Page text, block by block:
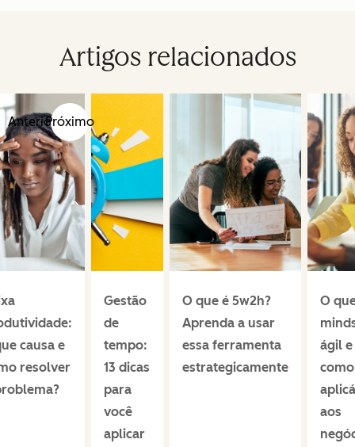
Artigos relacionados
AnteriorPróximo
causa e
resolver
Gestão
de
tempo:
13 dicas
para
você
aplicar
O que é 5w2h?
Aprenda a usar
essa ferramenta
estrategicamente
O
ágil e
como
aos